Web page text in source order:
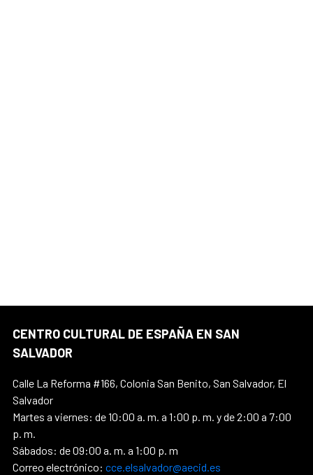
CENTRO CULTURAL DE ESPAÑA EN SAN
SALVADOR
Calle La Reforma #166, Colonia San Benito, San Salvador, El
Salvador
Martes a viernes: de 10:00 a. m. a 1:00 p. m. y de 2:00 a 7:00
p. m.
Sábados: de 09:00 a. m. a 1:00 p. m
Correo electrónico: cce.elsalvador@aecid.es